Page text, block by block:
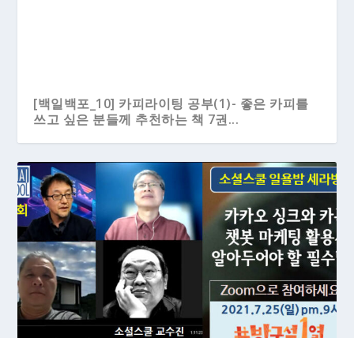
[백일백포_10] 카피라이팅 공부(1)- 좋은 카피를
쓰고 싶은 분들께 추천하는 책 7권...